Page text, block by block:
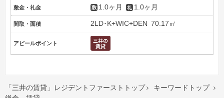
敷金・礼金 1.0ヶ月 1.0ヶ月
間取・面積 2LD･K+WIC+DEN 70.17㎡
アピールポイント
「三井の賃貸」レジデントファーストトップ  キーワードトップ 